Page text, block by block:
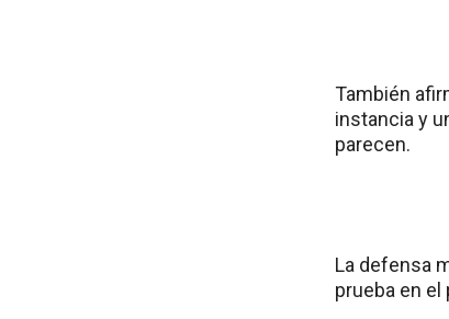
También
instancia y
parecen.
La defensa
prueba en